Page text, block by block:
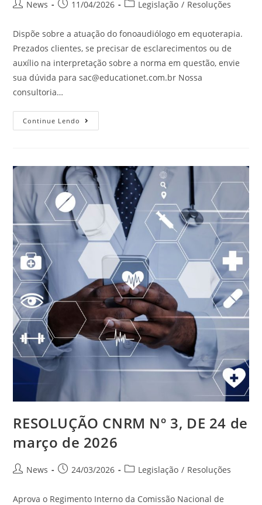
News 11/04/2026 Legislação / Resoluções
Dispõe sobre a atuação do fonoaudiólogo em equoterapia.
Prezados clientes, se precisar de esclarecimentos ou de
auxílio na interpretação sobre a norma em questão, envie
sua dúvida parasac@educationet.com.br Nossa
consultoria…
Continue Lendo
RESOLUÇÃO CNRM Nº 3, DE 24 de
março de 2026
News 24/03/2026 Legislação / Resoluções
Aprova o Regimento Interno da Comissão Nacional de